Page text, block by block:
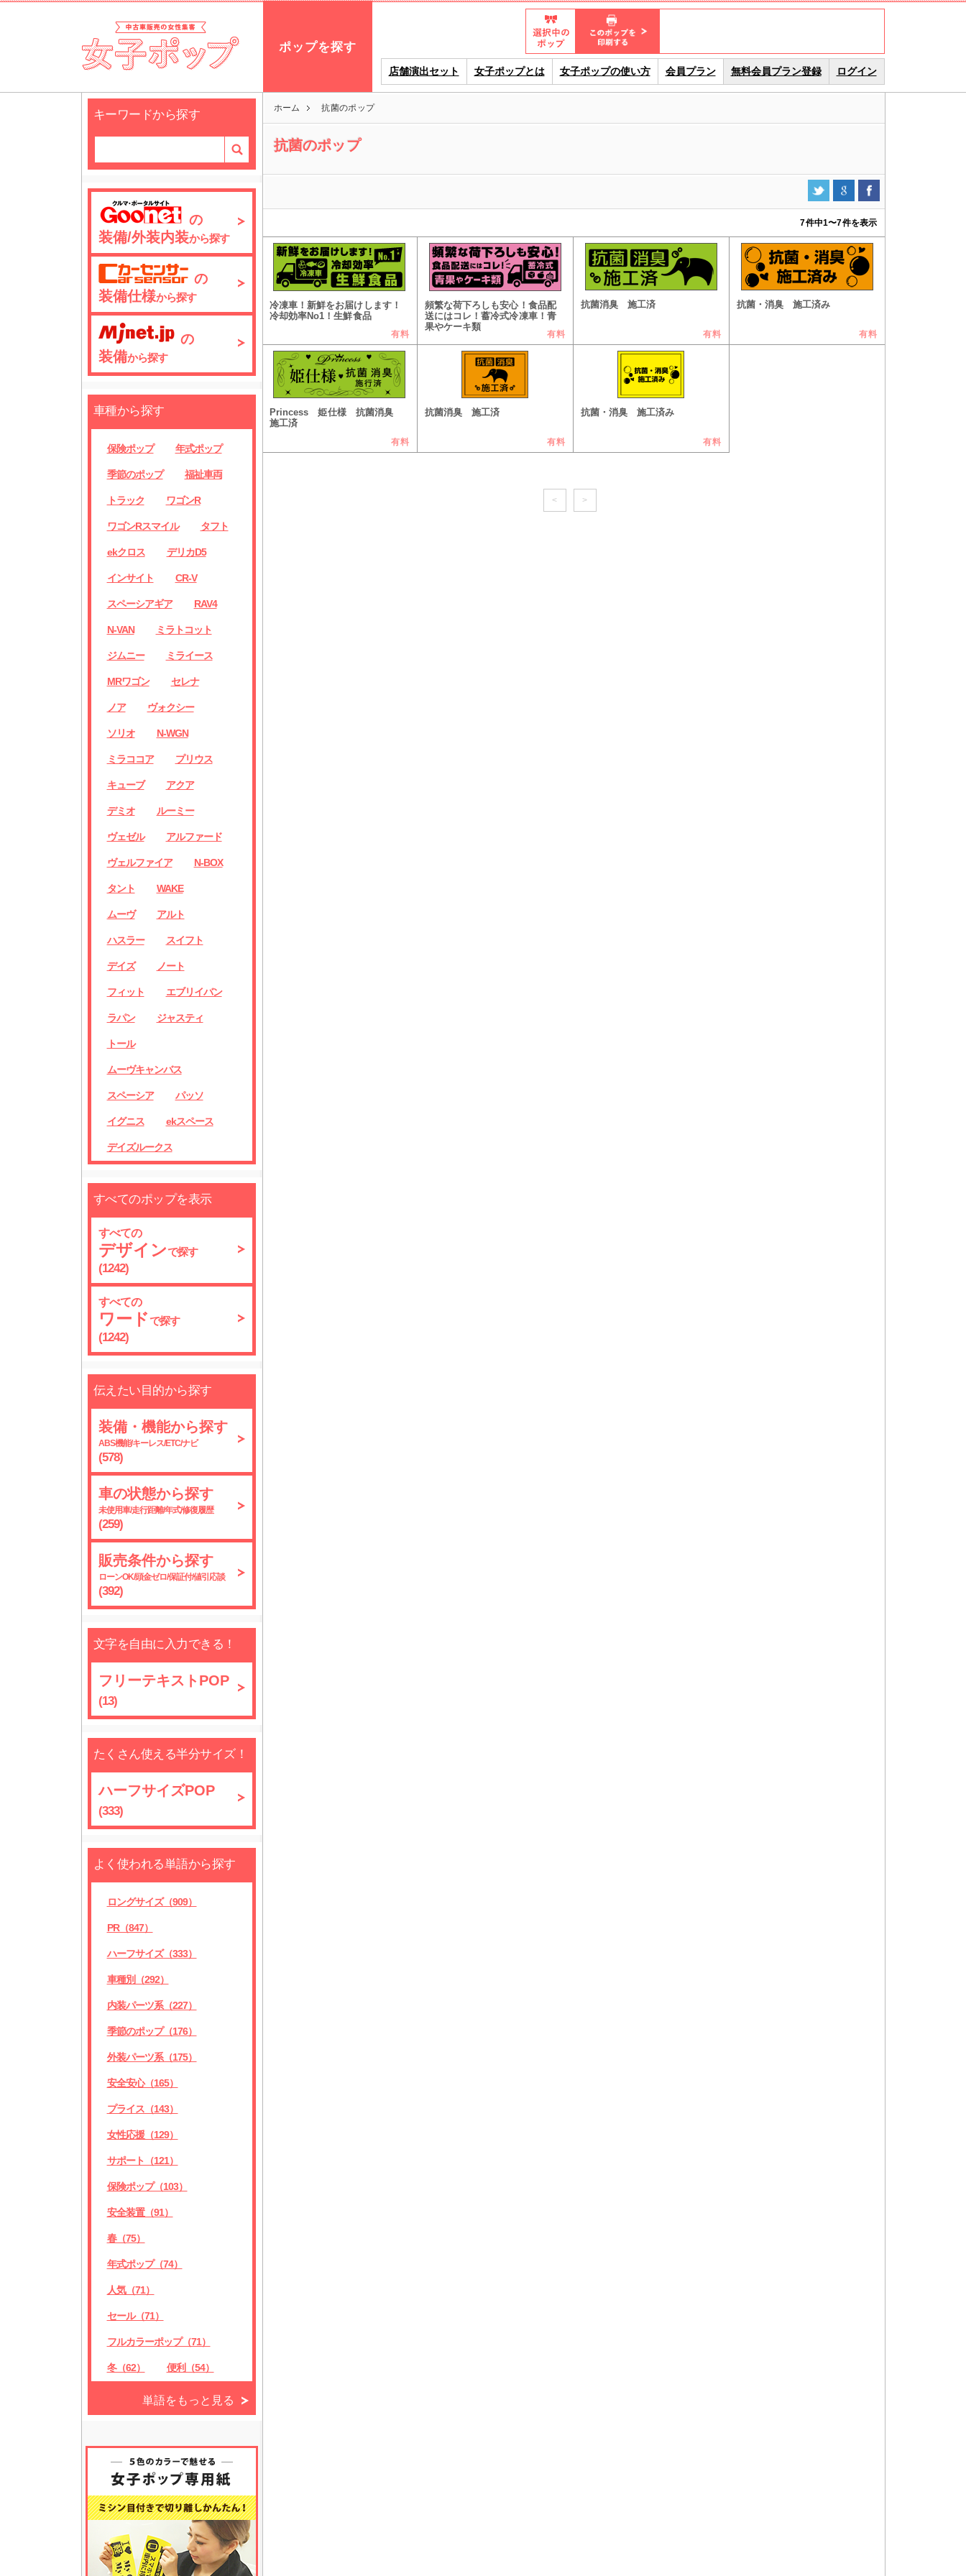
ホーム 抗菌のポップ
抗菌のポップ
7件中1〜7件を表示
冷凍車！新鮮をお届けします！
冷却効率No1！生鮮食品
有料
頻繁な荷下ろしも安心！食品配
送にはコレ！蓄冷式冷凍車！青
果やケーキ類
有料
抗菌消臭 施工済
有料
抗菌・消臭 施工済み
有料
Princess 姫仕様 抗菌消臭
施工済
有料
抗菌消臭 施工済
有料
抗菌・消臭 施工済み
有料
< >
キーワードから探す
の
装備/外装内装から探す
の
装備仕様から探す
の
装備から探す
車種から探す
保険ポップ 年式ポップ
季節のポップ 福祉車両
トラック ワゴンR
ワゴンRスマイル タフト
ekクロス デリカD5
インサイト CR-V
スペーシアギア RAV4
N-VAN ミラトコット
ジムニー ミライース
MRワゴン セレナ
ノア ヴォクシー
ソリオ N-WGN
ミラココア プリウス
キューブ アクア
デミオ ルーミー
ヴェゼル アルファード
ヴェルファイア N-BOX
タント WAKE
ムーヴ アルト
ハスラー スイフト
デイズ ノート
フィット エブリイバン
ラパン ジャスティ
トール
ムーヴキャンバス
スペーシア パッソ
イグニス ekスペース
デイズルークス
すべてのポップを表示
すべての
デザインで探す
(1242)
すべての
ワード で探す
(1242)
伝えたい目的から探す
装備・機能から探す
ABS機能/キーレス/ETC/ナビ
(578)
車の状態から探す
未使用車/走行距離/年式/修復履歴
(259)
販売条件から探す
ローンOK/頭金ゼロ/保証付/値引応談
(392)
文字を自由に入力できる！
フリーテキストPOP
(13)
たくさん使える半分サイズ！
ハーフサイズPOP
(333)
よく使われる単語から探す
ロングサイズ（909）
PR（847）
ハーフサイズ（333）
車種別（292）
内装パーツ系（227）
季節のポップ（176）
外装パーツ系（175）
安全安心（165）
プライス（143）
女性応援（129）
サポート（121）
保険ポップ（103）
安全装置（91）
春（75）
年式ポップ（74）
人気（71）
セール（71）
フルカラーポップ（71）
冬（62） 便利（54）
単語をもっと見る
店舗演出セット 女子ポップとは 女子ポップの使い方 会員プラン 無料会員プラン登録 ログイン
ポップを探す